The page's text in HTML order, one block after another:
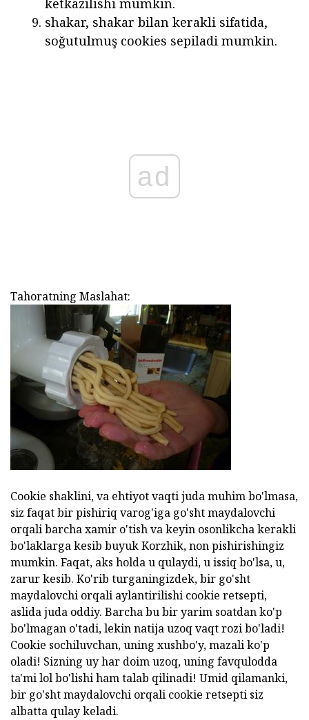
ketkazilishi mumkin.
shakar, shakar bilan kerakli sifatida,
soğutulmuş cookies sepiladi mumkin.
ad
Tahoratning Maslahat:
Cookie shaklini, va ehtiyot vaqti juda muhim bo'lmasa,
siz faqat bir pishiriq varog'iga go'sht maydalovchi
orqali barcha xamir o'tish va keyin osonlikcha kerakli
bo'laklarga kesib buyuk Korzhik, non pishirishingiz
mumkin. Faqat, aks holda u qulaydi, u issiq bo'lsa, u,
zarur kesib. Ko'rib turganingizdek, bir go'sht
maydalovchi orqali aylantirilishi cookie retsepti,
aslida juda oddiy. Barcha bu bir yarim soatdan ko'p
bo'lmagan o'tadi, lekin natija uzoq vaqt rozi bo'ladi!
Cookie sochiluvchan, uning xushbo'y, mazali ko'p
oladi! Sizning uy har doim uzoq, uning favqulodda
ta'mi lol bo'lishi ham talab qilinadi! Umid qilamanki,
bir go'sht maydalovchi orqali cookie retsepti siz
albatta qulay keladi.